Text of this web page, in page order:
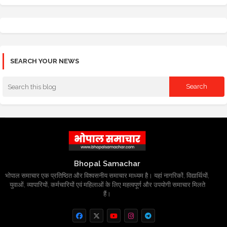
SEARCH YOUR NEWS
Bhopal Samachar
भोपाल समाचार एक प्रतिष्ठित और विश्वसनीय समाचार माध्यम है। यहां नागरिकों, विद्यार्थियों,
युवाओं, व्यापारियों, कर्मचारियों एवं महिलाओं के लिए महत्वपूर्ण और उपयोगी समाचार मिलते
हैं।